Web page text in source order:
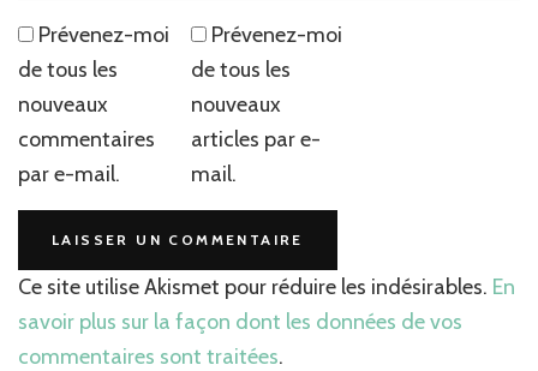
Prévenez-moi
de tous les
nouveaux
commentaires
par e-mail.
Prévenez-moi
de tous les
nouveaux
articles par e-
mail.
Ce site utilise Akismet pour réduire les indésirables. En
savoir plus sur la façon dont les données de vos
commentaires sont traitées.